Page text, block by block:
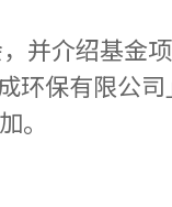
并介绍基金
环保有限公
。